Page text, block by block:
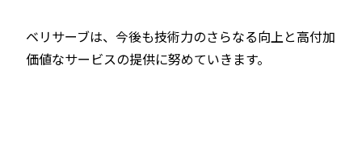
ベリサーブは、今後も技術力のさらなる向上と高付加
価値なサービスの提供に努めていきます。